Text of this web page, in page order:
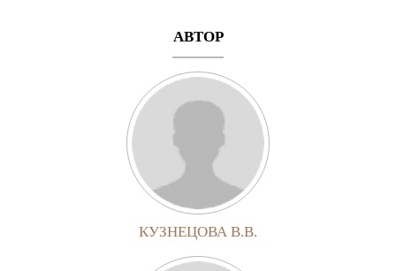
АВТОР
КУЗНЕЦОВА В.В.